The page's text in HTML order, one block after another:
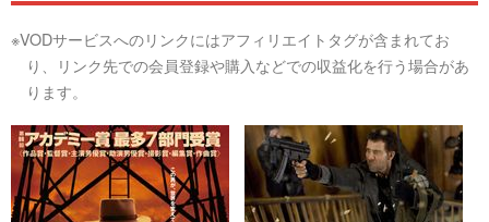
※VODサービスへのリンクにはアフィリエイトタグが含まれてお
り、リンク先での会員登録や購入などでの収益化を行う場合があ
ります。